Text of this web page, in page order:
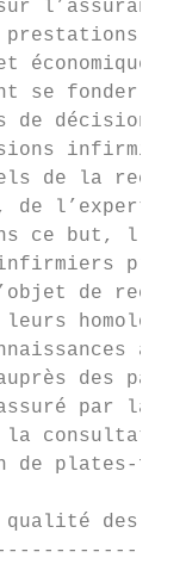
se fonder
de décisions
de la
de
ce but,
de
des
par la
de plates-
qualité des